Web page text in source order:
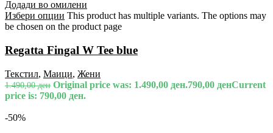
Додади во омилени
Избери опции This product has multiple variants. The options may
be chosen on the product page
Regatta Fingal W Tee blue
Текстил, Маици, Жени
1.490,00ден Original price was: 1.490,00 ден.790,00 денCurrent
price is: 790,00 ден.
-50%